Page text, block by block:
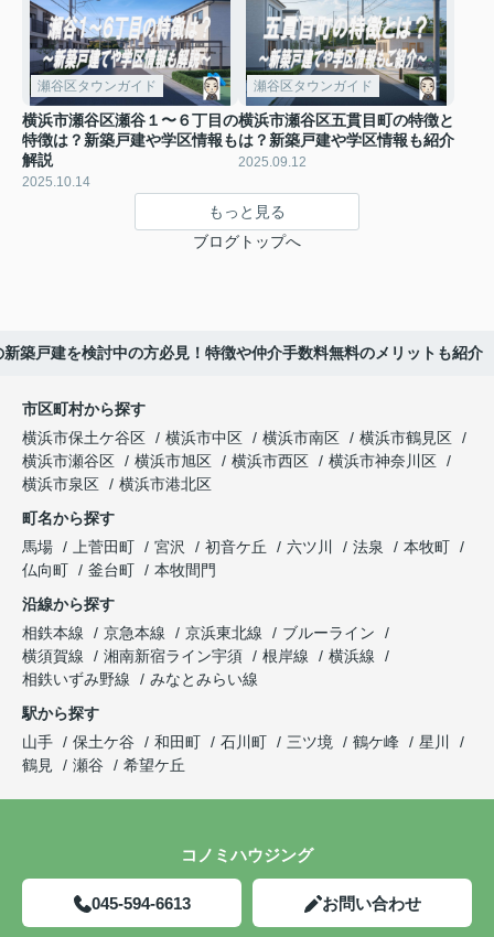
瀬谷区タウンガイド
横浜市瀬谷区瀬谷１〜６丁目の
特徴は？新築戸建や学区情報も
解説
2025.10.14
瀬谷区タウンガイド
横浜市瀬谷区五貫目町の特徴と
は？新築戸建や学区情報も紹介
2025.09.12
もっと見る
ブログトップへ
築戸建を検討中の方必見！特徴や仲介手数料無料のメリットも紹介
市区町村から探す
横浜市保土ケ谷区
横浜市中区 横浜市南区
横浜市鶴見区
横浜市瀬谷区
横浜市旭区 横浜市西区
横浜市神奈川区
横浜市泉区
横浜市港北区
町名から探す
馬場
上菅田町 宮沢 初音ケ丘 六ツ川 法泉
本牧町
仏向町
釜台町
本牧間門
沿線から探す
相鉄本線
京急本線 京浜東北線
ブルーライン
横須賀線
湘南新宿ライン宇須 根岸線
横浜線
相鉄いずみ野線
みなとみらい線
駅から探す
山手
保土ケ谷 和田町 石川町 三ツ境 鶴ケ峰
星川
鶴見
瀬谷 希望ケ丘
コノミハウジング
045-594-6613 お問い合わせ